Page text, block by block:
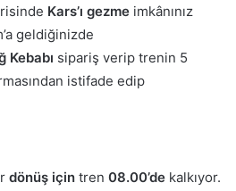
Kars’ı gezme imkânınız
geldiğinizde
Kebabı sipariş verip trenin 5
istifade edip
dönüş için tren 08.00’de kalkıyor.